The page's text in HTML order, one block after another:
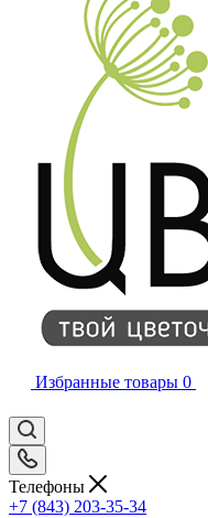
Избранные товары 0
Телефоны
+7 (843) 203-35-34